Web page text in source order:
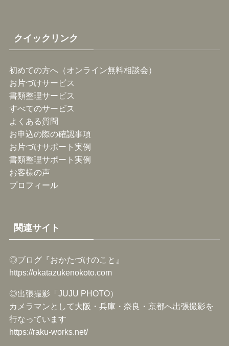
クイックリンク
初めての方へ（オンライン無料相談会）
お片づけサービス
書類整理サービス
すべてのサービス
よくある質問
お申込の際の確認事項
お片づけサポート実例
書類整理サポート実例
お客様の声
プロフィール
関連サイト
◎ブログ『おかたづけのこと』
https://okatazukenokoto.com
◎出張撮影「JUJU PHOTO）
カメラマンとして大阪・兵庫・奈良・京都へ出張撮影を
行なっています
https://raku-works.net/